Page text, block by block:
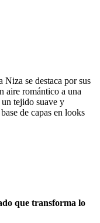
se destaca por sus
aire romántico a una
tejido suave y
de capas en looks
que transforma lo